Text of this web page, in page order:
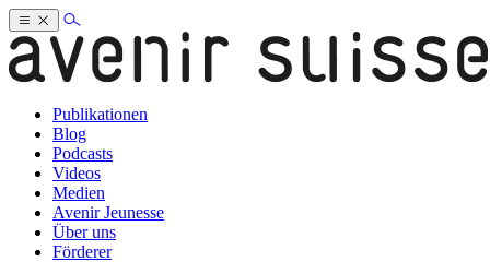
Publikationen
Blog
Podcasts
Videos
Medien
Avenir Jeunesse
Über uns
Förderer